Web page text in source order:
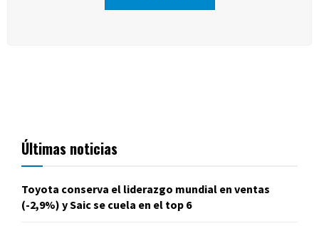
Últimas noticias
Toyota conserva el liderazgo mundial en ventas
(-2,9%) y Saic se cuela en el top 6